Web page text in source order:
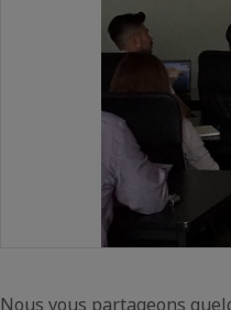
Nous vous partageons